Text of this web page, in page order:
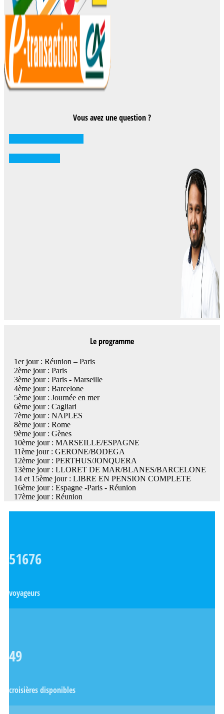
Vous avez une question ?
Le programme
1er jour : Réunion – Paris
2ème jour : Paris
3ème jour : Paris - Marseille
4ème jour : Barcelone
5ème jour : Journée en mer
6ème jour : Cagliari
7ème jour : NAPLES
8ème jour : Rome
9ème jour : Gènes
10ème jour : MARSEILLE/ESPAGNE
11ème jour : GERONE/BODEGA
12ème jour : PERTHUS/JONQUERA
13ème jour : LLORET DE MAR/BLANES/BARCELONE
14 et 15ème jour : LIBRE EN PENSION COMPLETE
16ème jour : Espagne -Paris - Réunion
17ème jour : Réunion
51676
voyageurs
49
croisières disponibles